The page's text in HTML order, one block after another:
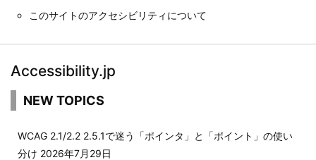
このサイトのアクセシビリティについて
Accessibility.jp
NEW TOPICS
WCAG 2.1/2.2 2.5.1で迷う「ポインタ」と「ポイント」の使い
分け 2026年7月29日